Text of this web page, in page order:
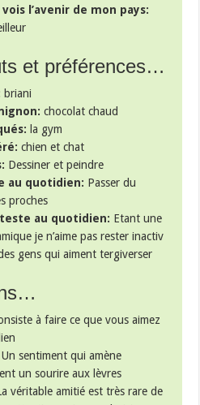
l’avenir de mon pays:
et préférences…
briani
chocolat chaud
la gym
chien et chat
Dessiner et peindre
au quotidien: Passer du
proches
au quotidien: Etant une
je n’aime pas rester inactiv
gens qui aiment tergiverser
à faire ce que vous aimez
Un sentiment qui amène
un sourire aux lèvres
véritable amitié est très rare de